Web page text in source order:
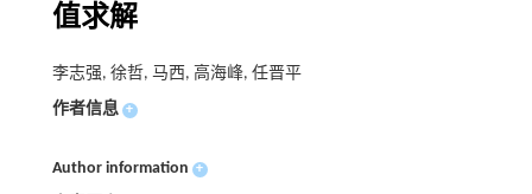
值求解
李志强, 徐哲, 马西, 高海峰, 任晋平
作者信息 +
Author information +